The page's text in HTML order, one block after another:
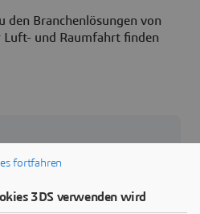
den Branchenlösungen von
Luft- und Raumfahrt finden
Seit 1981 ist das
fortfahren
3DS verwenden wird